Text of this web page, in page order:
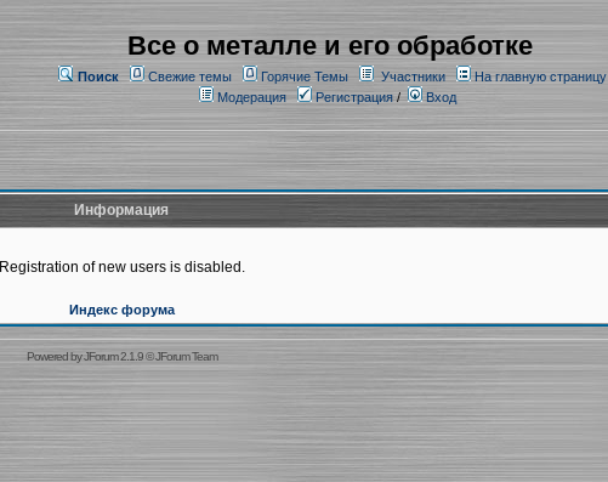
Все о металле и его обработке
Поиск Свежие темы Горячие Темы Участники
На главную страницу
Модерация
Регистрация/ Вход
Информация
Registration of new users is disabled.
Индекс форума
Powered byJForum 2.1.9©JForum Team